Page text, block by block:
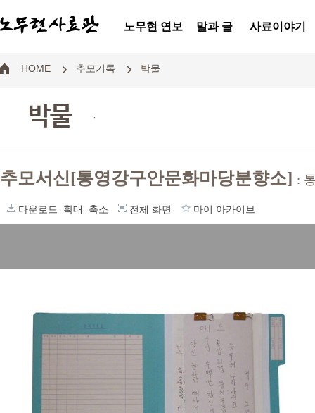
노무현 연보 말과 글 사료이야기
HOME 추모기록 박물
박물 .
추모서신[통영강구안문화마당분향소] :
다운로드 확대 축소 전체 화면 마이 아카이브